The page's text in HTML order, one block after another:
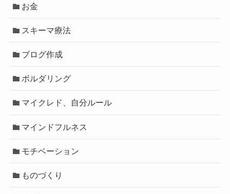
お金
スキーマ療法
ブログ作成
ボルダリング
マイクレド、自分ルール
マインドフルネス
モチベーション
ものづくり